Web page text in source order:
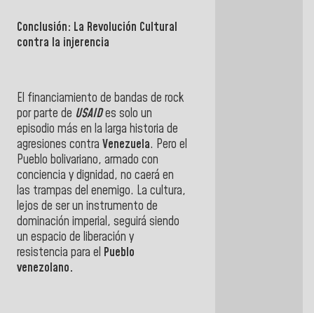
Conclusión: La Revolución Cultural
contra la injerencia
El financiamiento de bandas de rock
por parte de USAIDes solo un
episodio más en la larga historia de
agresiones contra Venezuela. Pero el
Pueblo bolivariano, armado con
conciencia y dignidad, no caerá en
las trampas del enemigo. La cultura,
lejos de ser un instrumento de
dominación imperial, seguirá siendo
un espacio de liberación y
resistencia para el Pueblo
venezolano.